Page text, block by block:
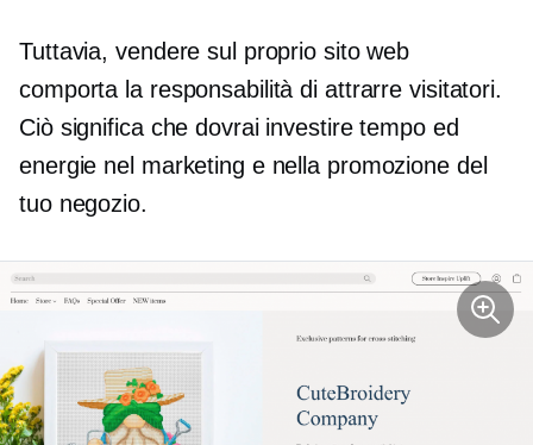
Tuttavia, vendere sul proprio sito web
comporta la responsabilità di attrarre visitatori.
Ciò significa che dovrai investire tempo ed
energie nel marketing e nella promozione del
tuo negozio.